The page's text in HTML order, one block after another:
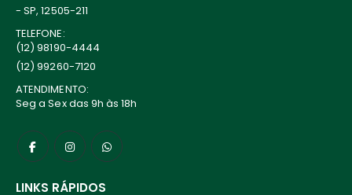
- SP, 12505-211
TELEFONE:
(12) 98190-4444
(12) 99260-7120
ATENDIMENTO:
Seg a Sex das 9h às 18h
LINKS RÁPIDOS